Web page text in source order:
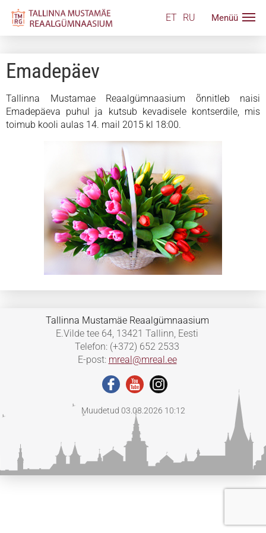
ET RU
Emadepäev
Tallinna Mustamae Reaalgümnaasium õnnitleb naisi
Emadepäeva puhul ja kutsub kevadisele kontserdile, mis
toimub kooli aulas 14. mail 2015 kl 18:00.
Tallinna Mustamäe Reaalgümnaasium
E.Vilde tee 64, 13421 Tallinn, Eesti
Telefon: (+372) 652 2533
E-post: mreal@mreal.ee
Muudetud 03.08.2026 10:12